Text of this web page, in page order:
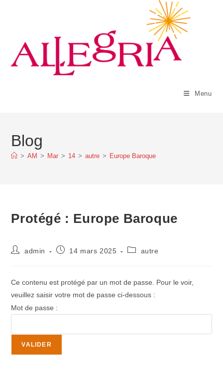
Menu
Blog
> AM > Mar > 14 > autre > Europe Baroque
Protégé : Europe Baroque
admin 14 mars 2025 autre
Ce contenu est protégé par un mot de passe. Pour le voir,
veuillez saisir votre mot de passe ci-dessous :
Mot de passe :